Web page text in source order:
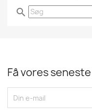
search
Få vores